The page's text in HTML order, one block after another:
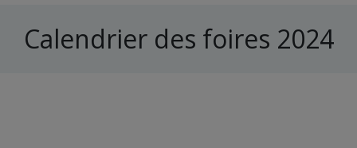
Calendrier des foires 2024